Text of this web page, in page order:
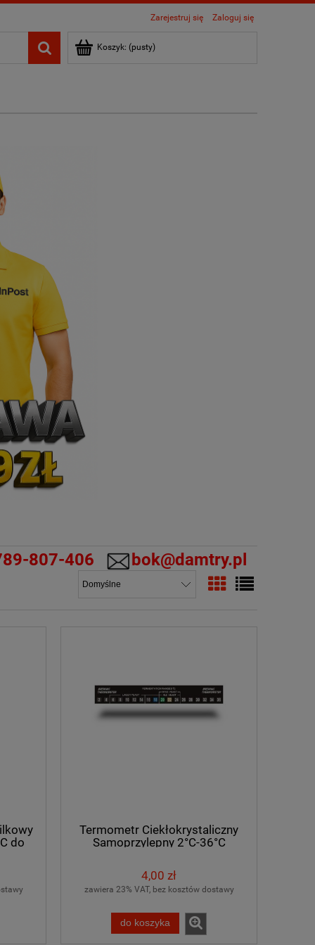
Zarejestruj się Zaloguj się
Koszyk: (pusty)
807-406 bok@damtry.pl
do
Termometr Ciekłokrystaliczny
Samoprzylepny 2°C-36°C
4,00 zł
zawiera 23% VAT, bez kosztów dostawy
do koszyka